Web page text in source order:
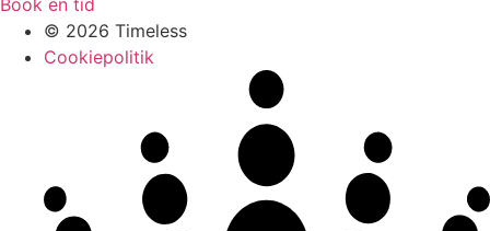
© 2026 Timeless
Cookiepolitik